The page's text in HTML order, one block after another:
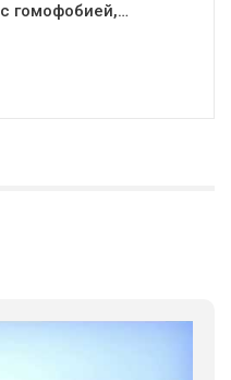
с гомофобией,…